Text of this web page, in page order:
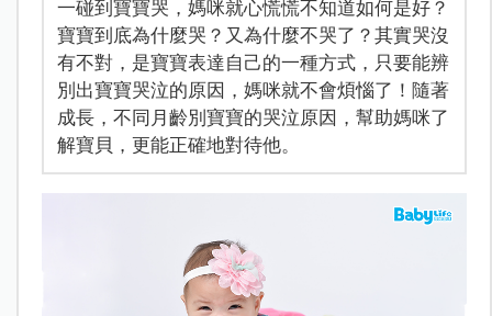
一碰到寶寶哭，媽咪就心慌慌不知道如何是好？
寶寶到底為什麼哭？又為什麼不哭了？其實哭沒
有不對，是寶寶表達自己的一種方式，只要能辨
別出寶寶哭泣的原因，媽咪就不會煩惱了！隨著
成長，不同月齡別寶寶的哭泣原因，幫助媽咪了
解寶貝，更能正確地對待他。